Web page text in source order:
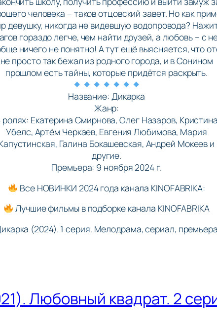
человека – таков отцовский завет. Но как
девушку, никогда не видевшую водопровода?
гораздо легче, чем найти друзей, а любовь – с
ничего не понятно! А тут ещё выясняется, что
не просто так бежал из родного города, и в Сонином
прошлом есть тайны, которые придётся раскрыть.
Название: Дикарка
Жанр:
ролях: Екатерина Смирнова, Олег Назаров,
Убелс, Артём Черкаев, Евгения Любимова, Мария
Галина Бокашевская, Андрей Мокеев и
другие.
Премьера: 9 ноября 2024 г.
Все НОВИНКИ 2024 года канала KINOFABRIKA:
Лучшие фильмы в подборке канала KINOFABRIKA
(2024). 1 серия. Мелодрама, сериал, премьера
Любовный квадрат. 2